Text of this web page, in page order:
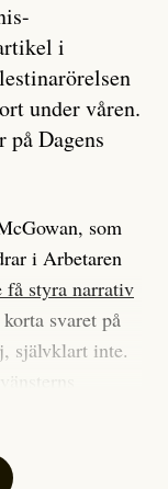
i
under våren.
på Dagens
som
i Arbetaren
få styra narrativ
svaret på
självklart inte.
än att